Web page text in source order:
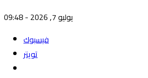
يوليو 7, 2026 - 09:48
فيسبوك
تويتر